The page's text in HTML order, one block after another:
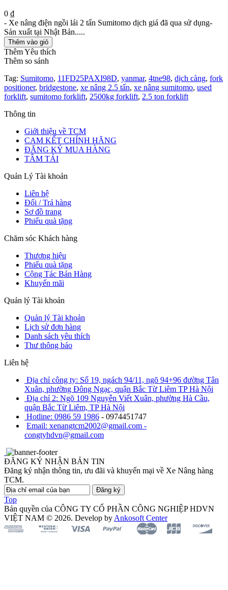
0 ₫
- Xe nâng điện ngồi lái 2 tấn Sumitomo dịch giá đã qua sử dụng-
Sản xuất tại Nhật Bản.....
Thêm vào giỏ
Thêm Yêu thích
Thêm so sánh
Tag: Sumitomo, 11FD25PAXI98D, yanmar, 4tne98, dịch càng, fork
positioner, bridgestone, xe nâng 2.5 tấn, xe nâng sumitomo, used
forklift, sumitomo forklift, 2500kg forklift, 2.5 ton forklift
Thông tin
Giới thiệu về TCM
CAM KẾT CHÍNH HÃNG
ĐĂNG KÝ MUA HÀNG
TÂM TẢI
Quản Lý Tài khoản
Liên hệ
Đổi / Trả hàng
Sơ đồ trang
Phiếu quà tặng
Chăm sóc Khách hàng
Thương hiệu
Phiếu quà tặng
Cộng Tác Bán Hàng
Khuyến mãi
Quản lý Tài khoản
Quản lý Tài khoản
Lịch sử đơn hàng
Danh sách yêu thích
Thư thông báo
Liên hệ
Địa chỉ công ty: Số 19, ngách 94/11, ngõ 94+96 đường Tân
Xuân, phường Đông Ngạc, quận Bắc Từ Liêm TP Hà Nội
Địa chỉ 2: Ngõ 109 Nguyễn Viết Xuân, phường Hà Cầu,
quận Bắc Từ Liêm, TP Hà Nội
Hotline: 0986 59 1986 - 0974451747
Email: xenangtcm2002@gmail.com -
congtyhdvn@gmail.com
ĐĂNG KÝ NHẬN BẢN TIN
Đăng ký nhận thông tin, ưu đãi và khuyến mại về Xe Nâng hàng
TCM.
Đăng ký
Top
Bản quyền của CÔNG TY CỔ PHẦN CÔNG NGHIỆP HDVN
VIỆT NAM © 2026. Develop by Ankosoft Center